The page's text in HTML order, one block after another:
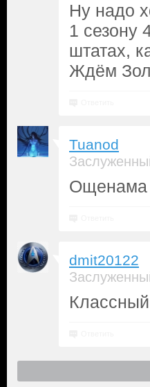
Ну надо
1 сезону
штатах,
Ждём
Tuanod
Ощенама
dmit20122